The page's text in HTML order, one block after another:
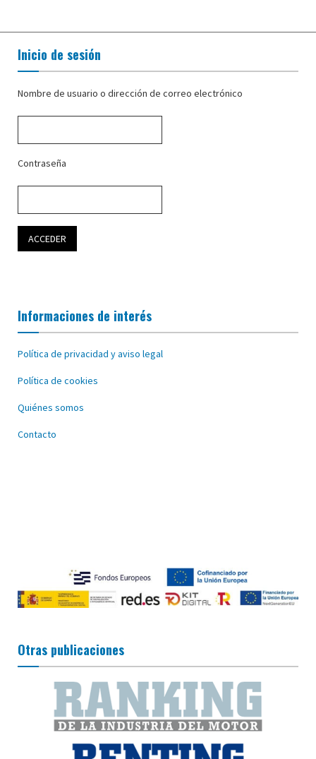
Inicio de sesión
Nombre de usuario o dirección de correo electrónico
Contraseña
Informaciones de interés
Política de privacidad y aviso legal
Política de cookies
Quiénes somos
Contacto
Otras publicaciones